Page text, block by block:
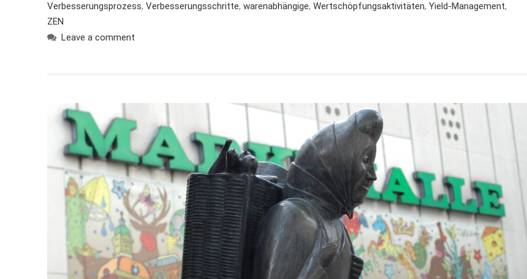
Verbesserungsprozess, Verbesserungsschritte, warenabhängige, Wertschöpfungsaktivitäten, Yield-Management,
ZEN
Leave a comment